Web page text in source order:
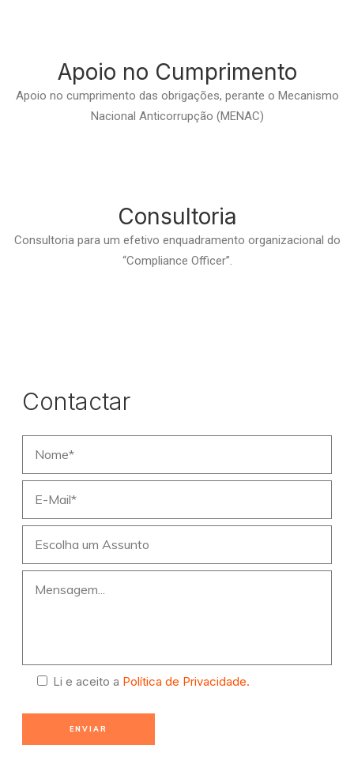
Apoio no Cumprimento
Apoio no cumprimento das obrigações, perante o Mecanismo
Nacional Anticorrupção (MENAC)
Consultoria
Consultoria para um efetivo enquadramento organizacional do
“Compliance Officer”.
Contactar
Li e aceito a Política de Privacidade.